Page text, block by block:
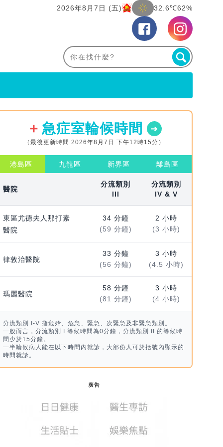
2026年8月7日 (五) 32.6℃62%
急症室輪候時間
（最後更新時間 2026年8月7日 下午12時15分）
港島區 九龍區 新界區 離島區
醫院
分流類別
III
分流類別
IV & V
東區尤德夫人那打素
醫院
34 分鐘
(59 分鐘)
2 小時
(3 小時)
律敦治醫院
33 分鐘
(56 分鐘)
3 小時
(4.5 小時)
瑪麗醫院
58 分鐘
(81 分鐘)
3 小時
(4 小時)
分流類別 I-V 指危殆、危急、緊急、次緊急及非緊急類別。
一般而言，分流類別 I 等候時間為0分鐘，分流類別 II 的等候時
間少於15分鐘。
一半輪候病人能在以下時間內就診，大部份人可於括號內顯示的
時間就診。
廣告